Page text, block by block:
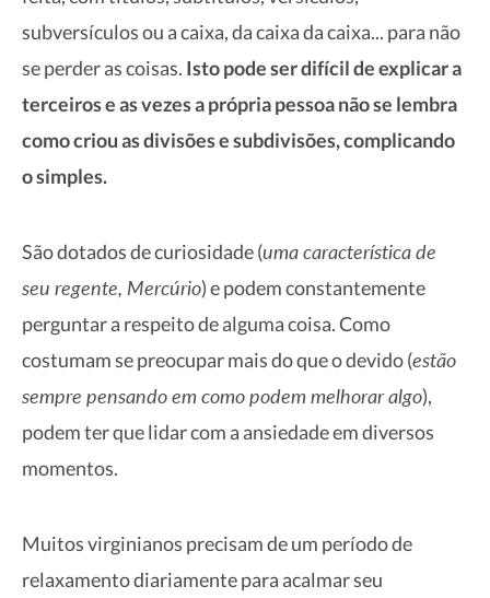
subversículos ou a caixa, da caixa da caixa... para não
se perder as coisas. Isto pode ser difícil de explicar a
terceiros e as vezes a própria pessoa não se lembra
como criou as divisões e subdivisões, complicando
o simples.
São dotados de curiosidade (uma característica de
seu regente, Mercúrio) e podem constantemente
perguntar a respeito de alguma coisa. Como
costumam se preocupar mais do que o devido (estão
sempre pensando em como podem melhorar algo),
podem ter que lidar com a ansiedade em diversos
momentos.
Muitos virginianos precisam de um período de
relaxamento diariamente para acalmar seu